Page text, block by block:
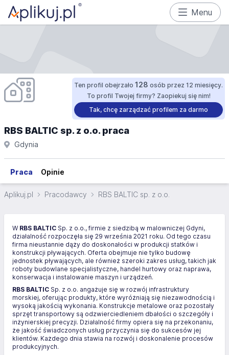
Menu
Ten profil obejrzało 128 osób przez 12 miesięcy.
To profil Twojej firmy? Zaopiekuj się nim!
Tak, chcę zarządzać profilem za darmo
RBS BALTIC sp. z o.o. praca
Gdynia
Praca Opinie
Aplikuj.pl Pracodawcy RBS BALTIC sp. z o.o.
W RBS BALTIC Sp. z o.o., firmie z siedzibą w malowniczej Gdyni,
działalność rozpoczęła się 29 września 2021 roku. Od tego czasu
firma nieustannie dąży do doskonałości w produkcji statków i
konstrukcji pływających. Oferta obejmuje nie tylko budowę
jednostek pływających, ale również szeroki zakres usług, takich jak
roboty budowlane specjalistyczne, handel hurtowy oraz naprawa,
konserwacja i instalowanie maszyn i urządzeń.
RBS BALTIC Sp. z o.o. angażuje się w rozwój infrastruktury
morskiej, oferując produkty, które wyróżniają się niezawodnością i
wysoką jakością wykonania. Konstrukcje metalowe oraz pozostały
sprzęt transportowy są odzwierciedleniem dbałości o szczegóły i
inżynierskiej precyzji. Działalność firmy opiera się na przekonaniu,
że jakość świadczonych usług przyczynia się do sukcesów jej
klientów. Każdego dnia stawia na rozwój i doskonalenie procesów
produkcyjnych.